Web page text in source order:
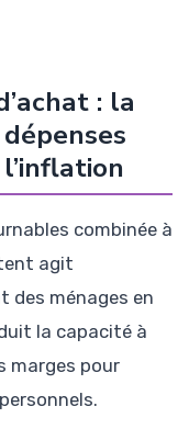
: la
combinée à
agit
des ménages en
la capacité à
marges pour